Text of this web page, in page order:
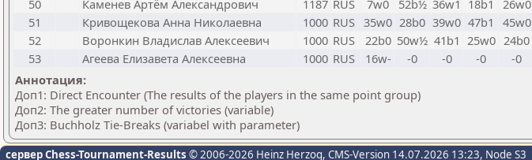
50
Каменев Артём Александрович 1187 RUS 7w0 52b½ 36w1 18b1 26w0
51
Кривощекова Анна Николаевна 1000 RUS 35w0 28b0 39w0 47b1 45w0
52
Воронкин Владислав Алексеевич 1000 RUS 22b0 50w½ 41b1 25w0 24b0
53
Агеева Елизавета Алексеевна 1000 RUS 16w- -0 -0 -0 -0
Аннотация:
Доп1: Direct Encounter (The results of the players in the same point group)
Доп2: The greater number of victories (variable)
Доп3: Buchholz Tie-Breaks (variabel with parameter)
сервер Chess-Tournament-Results © 2006-2026 Heinz Herzog, CMS-Version 14.07.2026 13:23, Node S3